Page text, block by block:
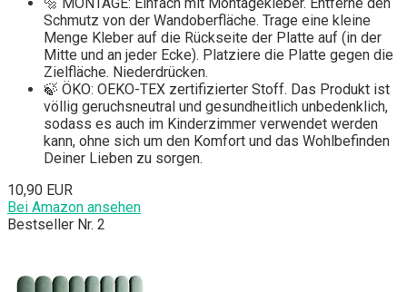
Schmutz von der Wandoberfläche. Trage eine kleine
Menge Kleber auf die Rückseite der Platte auf (in der
Mitte und an jeder Ecke). Platziere die Platte gegen die
Zielfläche. Niederdrücken.
🍃 ÖKO: OEKO-TEX zertifizierter Stoff. Das Produkt ist
völlig geruchsneutral und gesundheitlich unbedenklich,
sodass es auch im Kinderzimmer verwendet werden
kann, ohne sich um den Komfort und das Wohlbefinden
Deiner Lieben zu sorgen.
10,90 EUR
Bei Amazon ansehen
Bestseller Nr. 2